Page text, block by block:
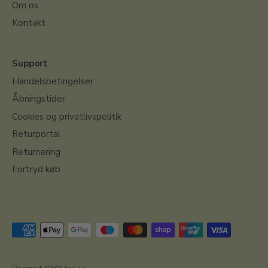
Om os
Kontakt
Support
Handelsbetingelser
Åbningstider
Cookies og privatlivspolitik
Returportal
Returnering
Fortryd køb